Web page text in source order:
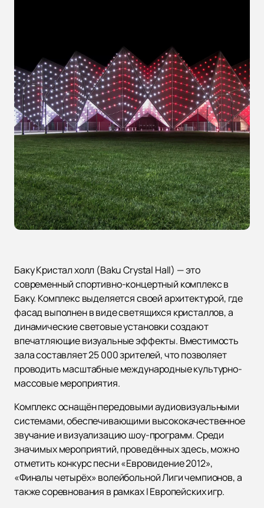
Баку Кристал холл (Baku Crystal Hall) — это
современный спортивно-концертный комплекс в
Баку. Комплекс выделяется своей архитектурой, где
фасад выполнен в виде светящихся кристаллов, а
динамические световые установки создают
впечатляющие визуальные эффекты. Вместимость
зала составляет 25 000 зрителей, что позволяет
проводить масштабные международные культурно-
массовые мероприятия.
Комплекс оснащён передовыми аудиовизуальными
системами, обеспечивающими высококачественное
звучание и визуализацию шоу-программ. Среди
значимых мероприятий, проведённых здесь, можно
отметить конкурс песни «Евровидение 2012»,
«Финалы четырёх» волейбольной Лиги чемпионов, а
также соревнования в рамках I Европейских игр.